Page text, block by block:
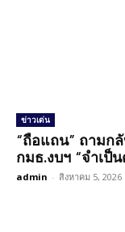
ข่าวเด่น
“ถือแถน” ถามก
กมธ.งบฯ “จำเป็
admin - สิงหาคม 5, 2026